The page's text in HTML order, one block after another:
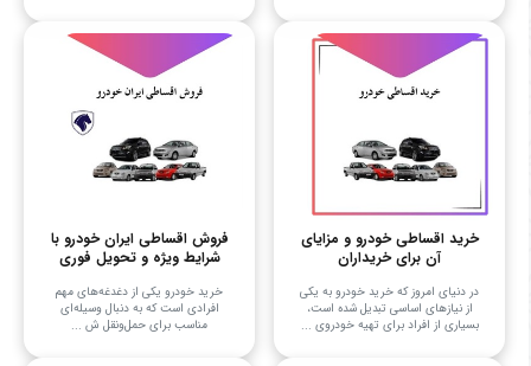
خرید اقساطی خودرو و مزایای
آن برای خریداران
در دنیای امروز که خرید خودرو به یکی
از نیازهای اساسی تبدیل شده است،
بسیاری از افراد برای تهیه خودروی ...
فروش اقساطی ایران خودرو با
شرایط ویژه و تحویل فوری
خرید خودرو یکی از دغدغه‌های مهم
افرادی است که به دنبال وسیله‌ای
مناسب برای حمل‌ونقل ش ...